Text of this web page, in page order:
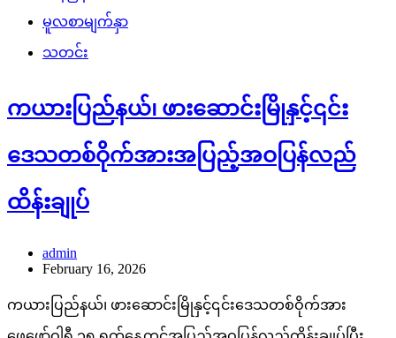
မူလစာမျက်နှာ
သတင်း
ကယားပြည်နယ်၊ ဖားဆောင်းမြိုနှင့်၎င်း
ဒေသတစ်ဝိုက်အားအပြည့်အဝပြန်လည်
ထိန်းချုပ်
admin
February 16, 2026
ကယားပြည်နယ်၊ ဖားဆောင်းမြိုနှင့်၎င်းဒေသတစ်ဝိုက်အား